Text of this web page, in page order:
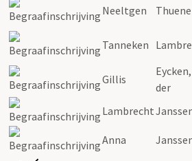
Neeltgen Thuene
Tanneken
Gillis
der
Lambrecht
Anna